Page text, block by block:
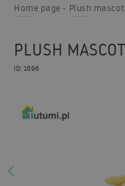
Home page Plush
PLUSH
ID: 1696